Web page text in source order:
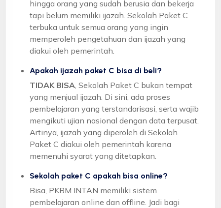
hingga orang yang sudah berusia dan bekerja
tapi belum memiliki ijazah. Sekolah Paket C
terbuka untuk semua orang yang ingin
memperoleh pengetahuan dan ijazah yang
diakui oleh pemerintah.
Apakah ijazah paket C bisa di beli?
TIDAK BISA , Sekolah Paket C bukan tempat
yang menjual ijazah. Di sini, ada proses
pembelajaran yang terstandarisasi, serta wajib
mengikuti ujian nasional dengan data terpusat.
Artinya, ijazah yang diperoleh di Sekolah
Paket C diakui oleh pemerintah karena
memenuhi syarat yang ditetapkan.
Sekolah paket C apakah bisa online?
Bisa, PKBM INTAN memiliki sistem
pembelajaran online dan offline. Jadi bagi